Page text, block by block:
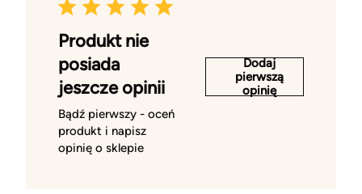
Produkt nie
posiada
jeszcze opinii
Bądź pierwszy - oceń
produkt i napisz
opinię o sklepie
Dodaj
pierwszą
opinię